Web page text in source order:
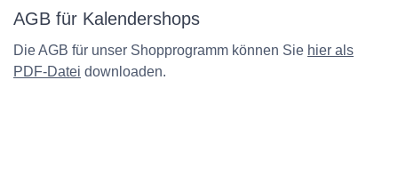
AGB für Kalendershops
Die AGB für unser Shopprogramm können Sie hier als
PDF-Datei downloaden.